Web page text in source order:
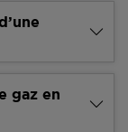
gaz en